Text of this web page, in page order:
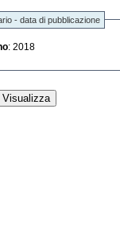
- data di pubblicazione
: 2018